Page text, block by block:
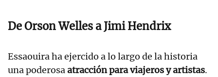
De Orson Welles a Jimi Hendrix
Essaouira ha ejercido a lo largo de la historia
una poderosaatracción para viajeros y artistas.